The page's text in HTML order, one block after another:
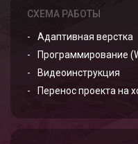
СХЕМА РАБОТЫ
Адаптивная верстка
Программирование
Видеоинструкция
Перенос проекта на